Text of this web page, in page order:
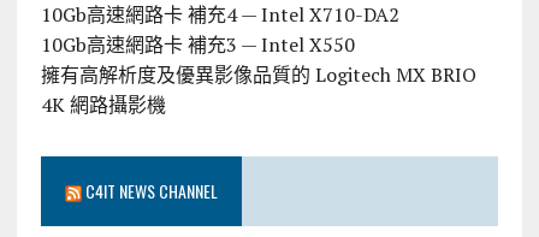
10Gb高速網路卡 補充4 — Intel X710-DA2
10Gb高速網路卡 補充3 — Intel X550
擁有高解析度及優異影像品質的 Logitech MX BRIO
4K 網路攝影機
C4IT NEWS CHANNEL